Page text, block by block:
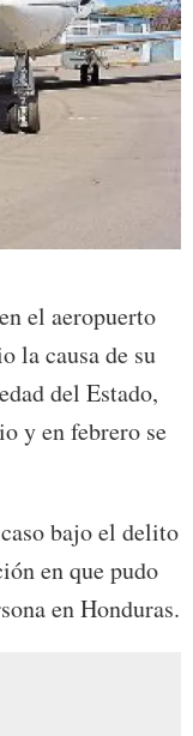
el aeropuerto
la causa de su
del Estado,
y en febrero se
bajo el delito
en que pudo
en Honduras.